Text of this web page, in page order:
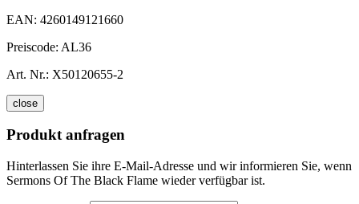
EAN: 4260149121660
Preiscode: AL36
Art. Nr.: X50120655-2
close
Produkt anfragen
Hinterlassen Sie ihre E-Mail-Adresse und wir informieren Sie, wenn
Sermons Of The Black Flame wieder verfügbar ist.